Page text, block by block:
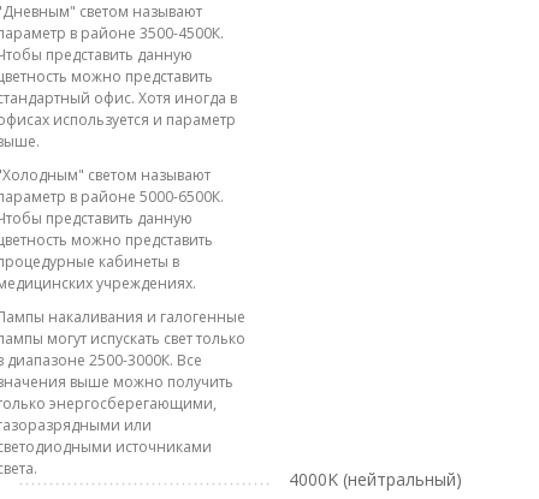
светом называют
в районе 3500-4500К.
представить данную
можно представить
офис. Хотя иногда в
используется и параметр
светом называют
в районе 5000-6500К.
представить данную
можно представить
кабинеты в
учреждениях.
накаливания и галогенные
могут испускать свет только
диапазоне 2500-3000К. Все
выше можно получить
энергосберегающими,
или
источниками
4000K (нейтральный)